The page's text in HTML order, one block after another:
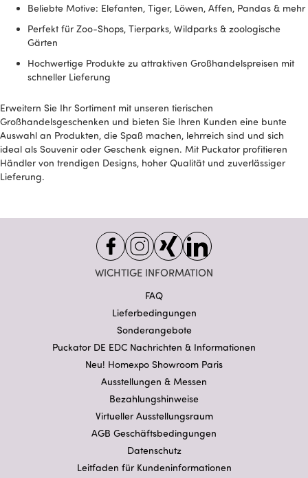
Beliebte Motive: Elefanten, Tiger, Löwen, Affen, Pandas & mehr
Perfekt für Zoo-Shops, Tierparks, Wildparks & zoologische
Gärten
Hochwertige Produkte zu attraktiven Großhandelspreisen mit
schneller Lieferung
Erweitern Sie Ihr Sortiment mit unseren tierischen
Großhandelsgeschenken und bieten Sie Ihren Kunden eine bunte
Auswahl an Produkten, die Spaß machen, lehrreich sind und sich
ideal als Souvenir oder Geschenk eignen. Mit Puckator profitieren
Händler von trendigen Designs, hoher Qualität und zuverlässiger
Lieferung.
WICHTIGE INFORMATION
FAQ
Lieferbedingungen
Sonderangebote
Puckator DE EDC Nachrichten & Informationen
Neu! Homexpo Showroom Paris
Ausstellungen & Messen
Bezahlungshinweise
Virtueller Ausstellungsraum
AGB Geschäftsbedingungen
Datenschutz
Leitfaden für Kundeninformationen